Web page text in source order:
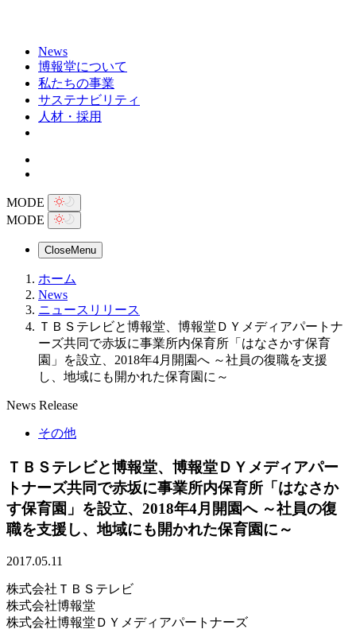
News
博報堂について
私たちの事業
サステナビリティ
人材・採用
MODE
MODE
CloseMenu
ホーム
News
ニュースリリース
ＴＢＳテレビと博報堂、博報堂ＤＹメディアパートナ
ーズ共同で赤坂に事業所内保育所「はなさかす保育
園」を設立、2018年4月開園へ ～社員の復職を支援
し、地域にも開かれた保育園に～
News Release
その他
ＴＢＳテレビと博報堂、博報堂ＤＹメディアパー
トナーズ共同で赤坂に事業所内保育所「はなさか
す保育園」を設立、2018年4月開園へ ～社員の復
職を支援し、地域にも開かれた保育園に～
2017.05.11
株式会社ＴＢＳテレビ
株式会社博報堂
株式会社博報堂ＤＹメディアパートナーズ